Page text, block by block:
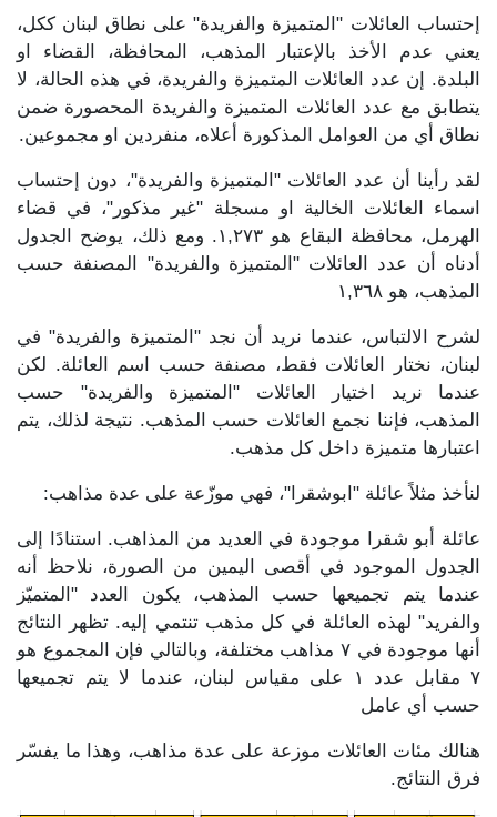
إحتساب العائلات "المتميزة والفريدة" على نطاق لبنان ككل،
يعني عدم الأخذ بالإعتبار المذهب، المحافظة، القضاء او
البلدة. إن عدد العائلات المتميزة والفريدة، في هذه الحالة، لا
يتطابق مع عدد العائلات المتميزة والفريدة المحصورة ضمن
نطاق أي من العوامل المذكورة أعلاه، منفردين او مجموعين.
لقد رأينا أن عدد العائلات "المتميزة والفريدة"، دون إحتساب
اسماء العائلات الخالية او مسجلة "غير مذكور"، في قضاء
الهرمل، محافظة البقاع هو ١,٢٧٣. ومع ذلك، يوضح الجدول
أدناه أن عدد العائلات "المتميزة والفريدة" المصنفة حسب
المذهب، هو ١,٣٦٨
لشرح الالتباس، عندما نريد أن نجد "المتميزة والفريدة" في
لبنان، نختار العائلات فقط، مصنفة حسب اسم العائلة. لكن
عندما نريد اختيار العائلات "المتميزة والفريدة" حسب
المذهب، فإننا نجمع العائلات حسب المذهب. نتيجة لذلك، يتم
اعتبارها متميزة داخل كل مذهب.
لنأخذ مثلاً عائلة "ابوشقرا"، فهي موزّعة على عدة مذاهب:
عائلة أبو شقرا موجودة في العديد من المذاهب. استنادًا إلى
الجدول الموجود في أقصى اليمين من الصورة، نلاحظ أنه
عندما يتم تجميعها حسب المذهب، يكون العدد "المتميّز
والفريد" لهذه العائلة في كل مذهب تنتمي إليه. تظهر النتائج
أنها موجودة في ٧ مذاهب مختلفة، وبالتالي فإن المجموع هو
٧ مقابل عدد ١ على مقياس لبنان، عندما لا يتم تجميعها
حسب أي عامل
هنالك مئات العائلات موزعة على عدة مذاهب، وهذا ما يفسّر
فرق النتائج.